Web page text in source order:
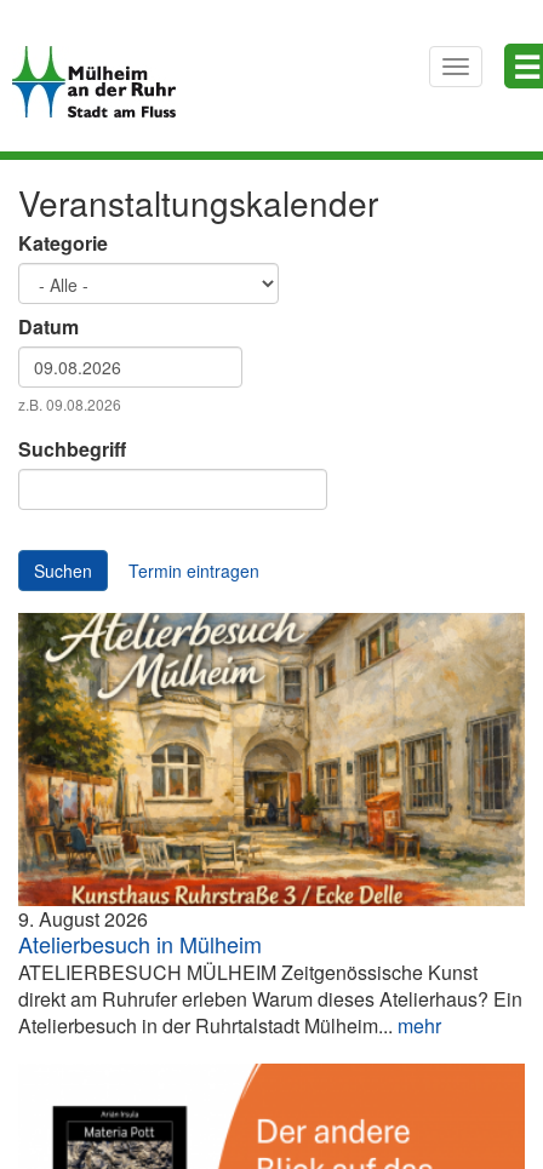
zum
Inhalt
Toggle
navigation
☰
Veranstaltungskalender
Kategorie
Datum
Datum
z.B. 09.08.2026
Datum
Suchbegriff
Suchen Termin eintragen
9. August 2026
Atelierbesuch in Mülheim
ATELIERBESUCH MÜLHEIM Zeitgenössische Kunst
direkt am Ruhrufer erleben Warum dieses Atelierhaus? Ein
Atelierbesuch in der Ruhrtalstadt Mülheim... mehr